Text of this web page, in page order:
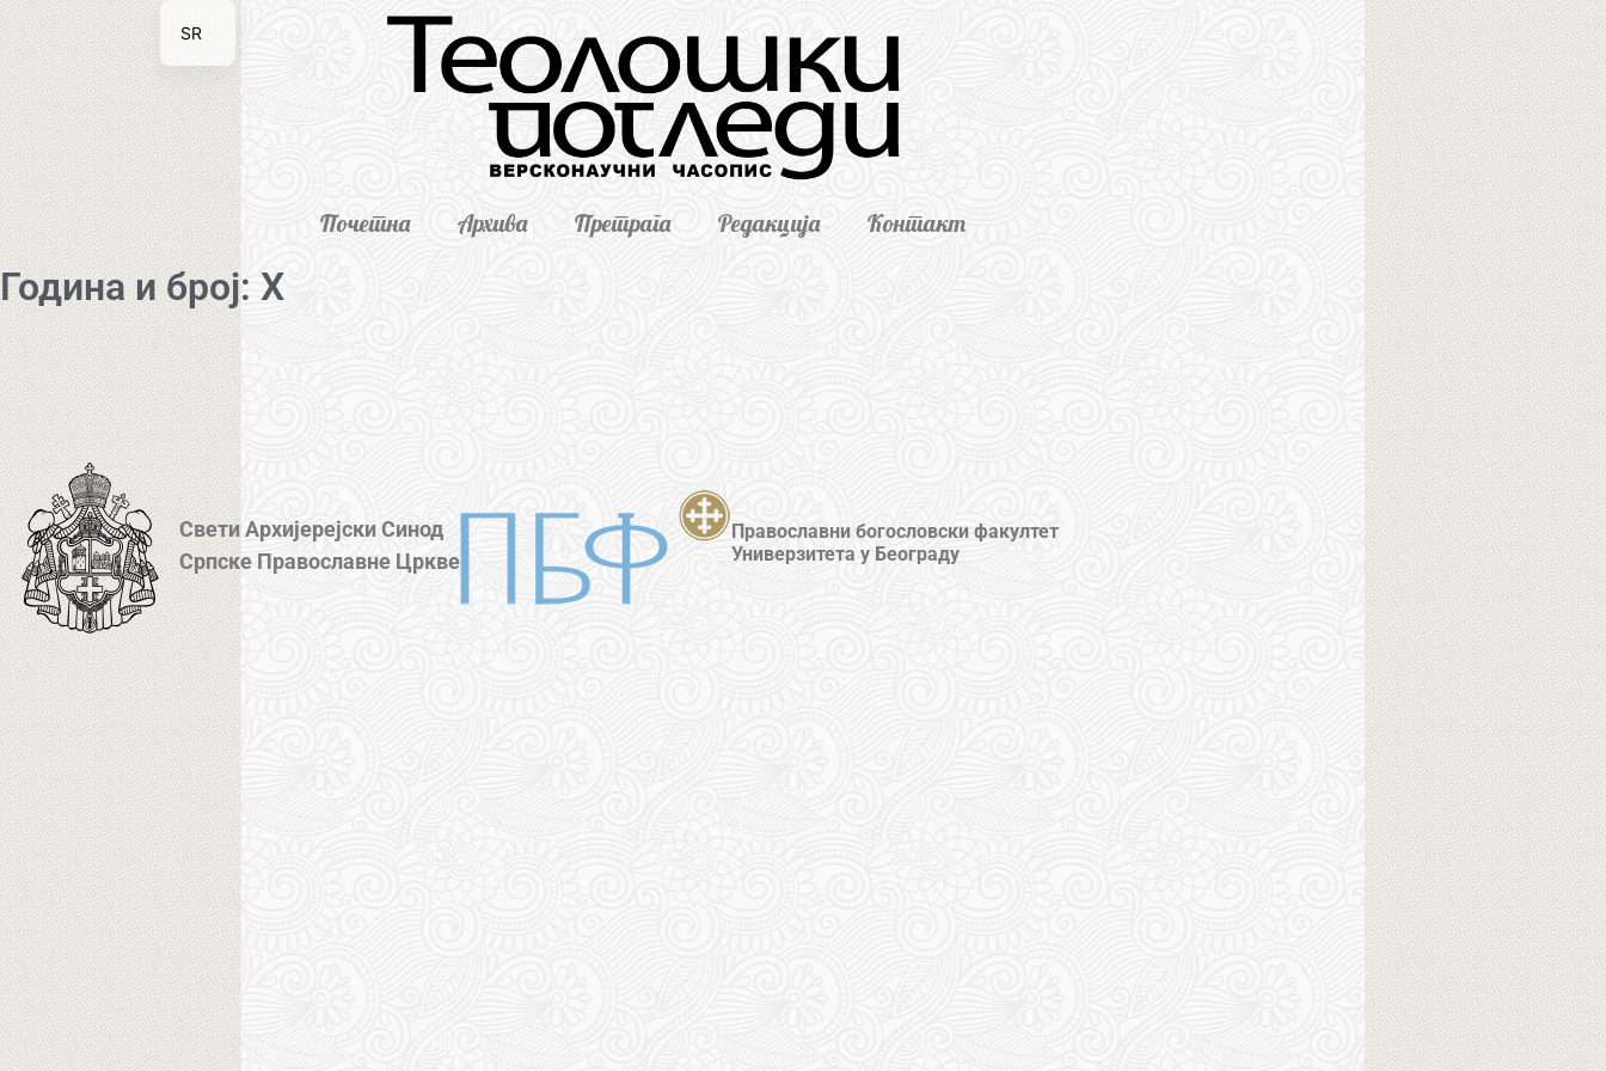
Почетна Архива Претрага Редакција Контакт
Година и број: X
Свети Архијерејски Синод
Српске Православне Цркве
Православни богословски факултет
Универзитета у Београду
SR
EN